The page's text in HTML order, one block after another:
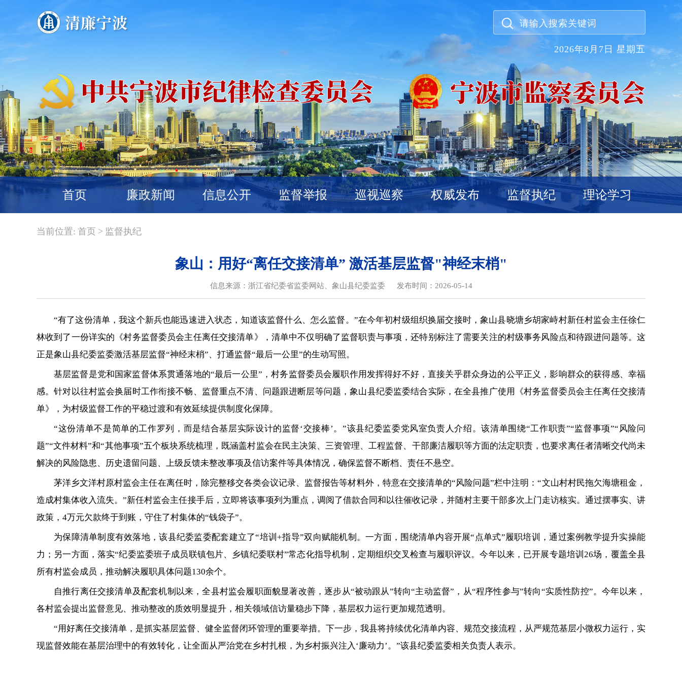
2026年8月7日 星期五
首页 廉政新闻 信息公开 监督举报 巡视巡察 权威发布 监督执纪 理论学习
当前位置: 首页 > 监督执纪
象山：用好“离任交接清单” 激活基层监督"神经末梢"
信息来源：浙江省纪委省监委网站、象山县纪委监委 发布时间：2026-05-14
“有了这份清单，我这个新兵也能迅速进入状态，知道该监督什么、怎么监督。”在今年初村级组织换届交接时，象山县晓塘乡胡家峙村新任村监会主任徐仁
林收到了一份详实的《村务监督委员会主任离任交接清单》，清单中不仅明确了监督职责与事项，还特别标注了需要关注的村级事务风险点和待跟进问题等。这
正是象山县纪委监委激活基层监督“神经末梢”、打通监督“最后一公里”的生动写照。
基层监督是党和国家监督体系贯通落地的“最后一公里”，村务监督委员会履职作用发挥得好不好，直接关乎群众身边的公平正义，影响群众的获得感、幸福
感。针对以往村监会换届时工作衔接不畅、监督重点不清、问题跟进断层等问题，象山县纪委监委结合实际，在全县推广使用《村务监督委员会主任离任交接清
单》，为村级监督工作的平稳过渡和有效延续提供制度化保障。
“这份清单不是简单的工作罗列，而是结合基层实际设计的监督‘交接棒’。”该县纪委监委党风室负责人介绍。该清单围绕“工作职责”“监督事项”“风险问
题”“文件材料”和“其他事项”五个板块系统梳理，既涵盖村监会在民主决策、三资管理、工程监督、干部廉洁履职等方面的法定职责，也要求离任者清晰交代尚未
解决的风险隐患、历史遗留问题、上级反馈未整改事项及信访案件等具体情况，确保监督不断档、责任不悬空。
茅洋乡文洋村原村监会主任在离任时，除完整移交各类会议记录、监督报告等材料外，特意在交接清单的“风险问题”栏中注明：“文山村村民拖欠海塘租金，
造成村集体收入流失。”新任村监会主任接手后，立即将该事项列为重点，调阅了借款合同和以往催收记录，并随村主要干部多次上门走访核实。通过摆事实、讲
政策，4万元欠款终于到账，守住了村集体的“钱袋子”。
为保障清单制度有效落地，该县纪委监委配套建立了“培训+指导”双向赋能机制。一方面，围绕清单内容开展“点单式”履职培训，通过案例教学提升实操能
力；另一方面，落实“纪委监委班子成员联镇包片、乡镇纪委联村”常态化指导机制，定期组织交叉检查与履职评议。今年以来，已开展专题培训26场，覆盖全县
所有村监会成员，推动解决履职具体问题130余个。
自推行离任交接清单及配套机制以来，全县村监会履职面貌显著改善，逐步从“被动跟从”转向“主动监督”，从“程序性参与”转向“实质性防控”。今年以来，
各村监会提出监督意见、推动整改的质效明显提升，相关领域信访量稳步下降，基层权力运行更加规范透明。
“用好离任交接清单，是抓实基层监督、健全监督闭环管理的重要举措。下一步，我县将持续优化清单内容、规范交接流程，从严规范基层小微权力运行，实
现监督效能在基层治理中的有效转化，让全面从严治党在乡村扎根，为乡村振兴注入‘廉动力’。”该县纪委监委相关负责人表示。